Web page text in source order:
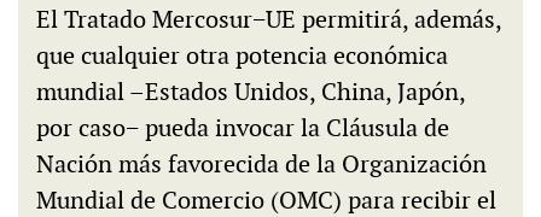
El Tratado Mercosur−UE permitirá, además,
que cualquier otra potencia económica
mundial –Estados Unidos, China, Japón,
por caso− pueda invocar la Cláusula de
Nación más favorecida de la Organización
Mundial de Comercio (OMC) para recibir el